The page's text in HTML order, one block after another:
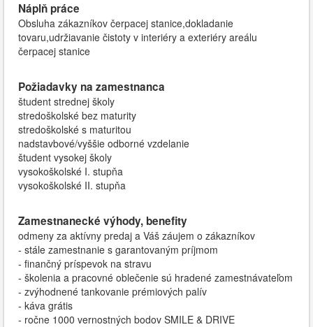
Náplň práce
Obsluha zákazníkov čerpacej stanice,dokladanie
tovaru,udržiavanie čistoty v interiéry a exteriéry areálu
čerpacej stanice
Požiadavky na zamestnanca
študent strednej školy
stredoškolské bez maturity
stredoškolské s maturitou
nadstavbové/vyššie odborné vzdelanie
študent vysokej školy
vysokoškolské I. stupňa
vysokoškolské II. stupňa
Zamestnanecké výhody, benefity
odmeny za aktívny predaj a Váš záujem o zákazníkov
- stále zamestnanie s garantovaným príjmom
- finančný príspevok na stravu
- školenia a pracovné oblečenie sú hradené zamestnávateľom
- zvýhodnené tankovanie prémiových palív
- káva grátis
- ročne 1000 vernostných bodov SMILE & DRIVE